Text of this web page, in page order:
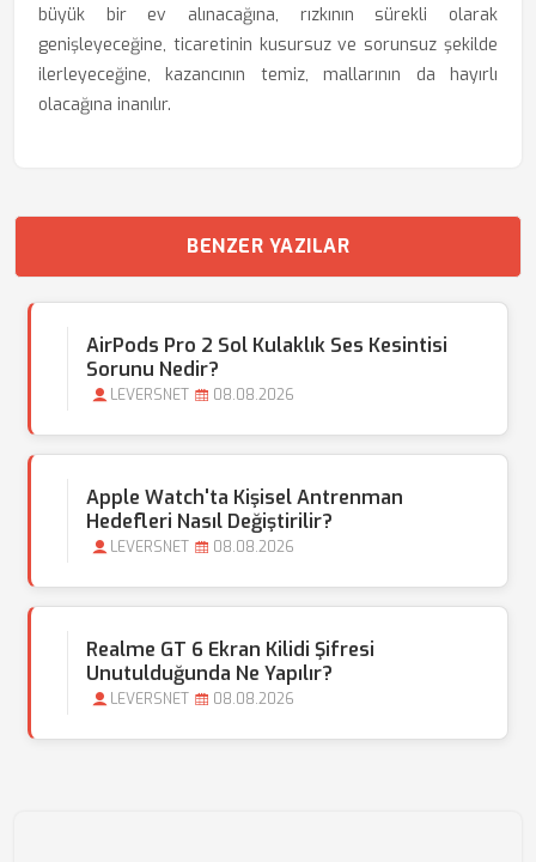
büyük bir ev alınacağına, rızkının sürekli olarak
genişleyeceğine, ticaretinin kusursuz ve sorunsuz şekilde
ilerleyeceğine, kazancının temiz, mallarının da hayırlı
olacağına inanılır.
BENZER YAZILAR
AirPods Pro 2 Sol Kulaklık Ses Kesintisi
Sorunu Nedir?
LEVERSNET 08.08.2026
Apple Watch'ta Kişisel Antrenman
Hedefleri Nasıl Değiştirilir?
LEVERSNET 08.08.2026
Realme GT 6 Ekran Kilidi Şifresi
Unutulduğunda Ne Yapılır?
LEVERSNET 08.08.2026